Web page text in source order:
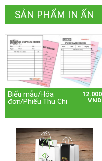
SẢN PHẨM IN ẤN
Biểu mẫu/Hóa
đơn/Phiếu Thu Chi
12.000
VND